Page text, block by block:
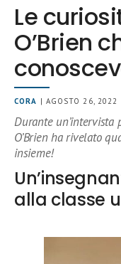
Le
O’Brien
CORA | AGOSTO 26, 2022
Durante un’intervista
O’Brien ha rivelato
insieme!
alla classe